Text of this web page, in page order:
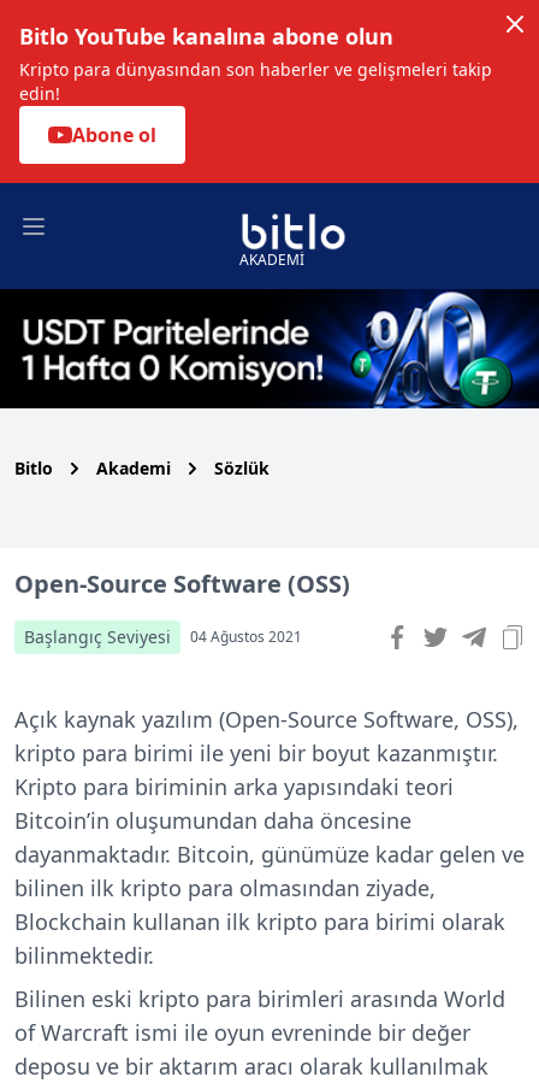
Bitlo YouTube kanalına abone olun
Kripto para dünyasından son haberler ve gelişmeleri takip
edin!
Abone ol
Open main menu
AKADEMİ
Bitlo Akademi Sözlük
Open-Source Software (OSS)
Başlangıç Seviyesi 04 Ağustos 2021
Açık kaynak yazılım (Open-Source Software, OSS),
kripto para birimi ile yeni bir boyut kazanmıştır.
Kripto para biriminin arka yapısındaki teori
Bitcoin’in oluşumundan daha öncesine
dayanmaktadır. Bitcoin, günümüze kadar gelen ve
bilinen ilk kripto para olmasından ziyade,
Blockchain kullanan ilk kripto para birimi olarak
bilinmektedir.
Bilinen eski kripto para birimleri arasında World
of Warcraft ismi ile oyun evreninde bir değer
deposu ve bir aktarım aracı olarak kullanılmak